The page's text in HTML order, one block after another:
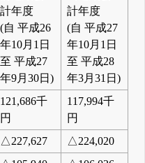
計年度
(自 平成26
年10月1日
至 平成27
年9月30日)
計年度
(自 平成27
年10月1日
至 平成28
年3月31日)
121,686千
円
117,994千
円
△227,627
△224,020